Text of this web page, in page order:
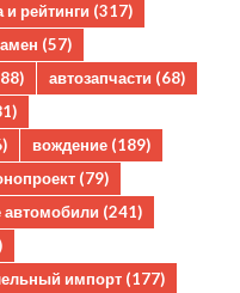
и рейтинги (317)
(57)
автозапчасти (68)
вождение (189)
(79)
автомобили (241)
импорт (177)